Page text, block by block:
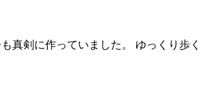
真剣に作っていました。 ゆっくり歩く